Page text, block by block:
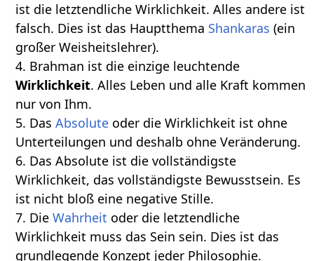
ist die letztendliche Wirklichkeit. Alles andere ist
falsch. Dies ist das Hauptthema Shankaras (ein
großer Weisheitslehrer).
4. Brahman ist die einzige leuchtende
Wirklichkeit. Alles Leben und alle Kraft kommen
nur von Ihm.
5. DasAbsolute oder die Wirklichkeit ist ohne
Unterteilungen und deshalb ohne Veränderung.
6. Das Absolute ist die vollständigste
Wirklichkeit, das vollständigste Bewusstsein. Es
ist nicht bloß eine negative Stille.
7. DieWahrheit oder die letztendliche
Wirklichkeit muss das Sein sein. Dies ist das
grundlegende Konzept jeder Philosophie.